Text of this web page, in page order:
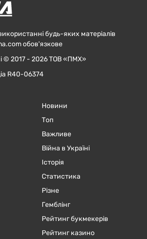
будь-яких матеріалів
обов'язкове
© 2017 - 2026 ТОВ «ПМХ»
R40-06374
Новини
Топ
Важливе
Війна в Україні
Історія
Статистика
Різне
Гемблінг
Рейтинг букмекерів
Рейтинг казино